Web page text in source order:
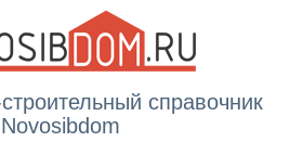
справочник
Novosibdom